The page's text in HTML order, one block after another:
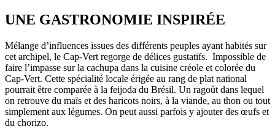
UNE GASTRONOMIE INSPIRÉE
Mélange d’influences issues des différents peuples ayant habités sur
cet archipel, le Cap-Vert regorge de délices gustatifs. Impossible de
faire l’impasse sur la cachupa dans la cuisine créole et colorée du
Cap-Vert. Cette spécialité locale érigée au rang de plat national
pourrait être comparée à la feijoda du Brésil. Un ragoût dans lequel
on retrouve du maïs et des haricots noirs, à la viande, au thon ou tout
simplement aux légumes. On peut aussi parfois y ajouter des œufs et
du chorizo.